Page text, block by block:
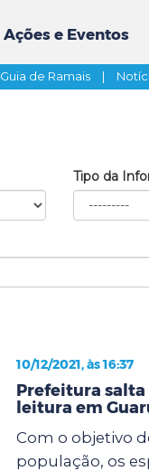
Ações e Eventos
Guia de Ramais |
Tipo da
10/12/2021, às 16:37
Prefeitura salta
leitura em
Com o objetivo
população, os